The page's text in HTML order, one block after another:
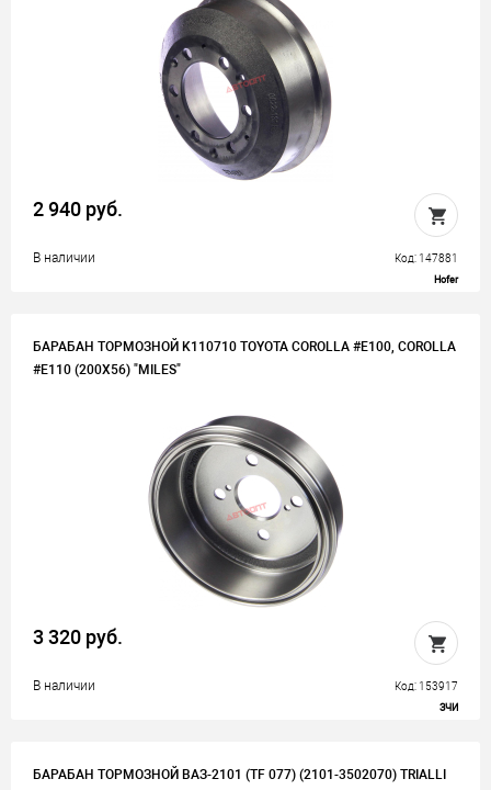
2 940 руб.
В наличии Код: 147881
Hofer
БАРАБАН ТОРМОЗНОЙ K110710 TOYOTA COROLLA #E100, COROLLA
#E110 (200X56) "MILES"
3 320 руб.
В наличии Код: 153917
ЗЧИ
БАРАБАН ТОРМОЗНОЙ ВАЗ-2101 (TF 077) (2101-3502070) TRIALLI